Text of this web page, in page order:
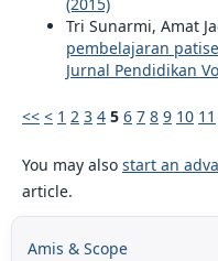
Tri Sunarmi, Amat
pembelajaran
Jurnal Pendidikan
<< < 1 2 3 4 5 6 7 8 9 10 11
You may also start an
article.
Amis & Scope